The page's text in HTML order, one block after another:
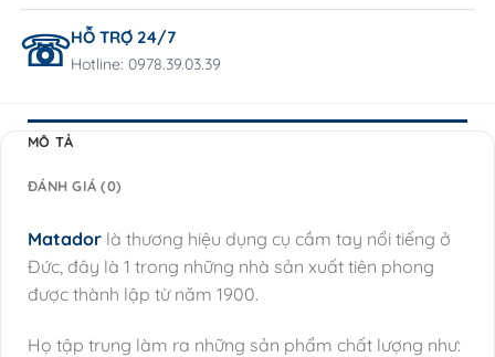
HỖ TRỢ 24/7
Hotline: 0978.39.03.39
MÔ TẢ
ĐÁNH GIÁ (0)
Matador là thương hiệu dụng cụ cầm tay nổi tiếng ở
Đức, đây là 1 trong những nhà sản xuất tiên phong
được thành lập từ năm 1900.
Họ tập trung làm ra những sản phẩm chất lượng như: